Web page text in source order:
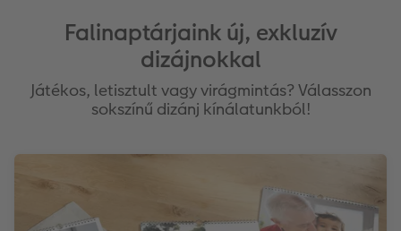
Falinaptárjaink új, exkluzív
dizájnokkal
Játékos, letisztult vagy virágmintás? Válasszon
sokszínű dizánj kínálatunkból!